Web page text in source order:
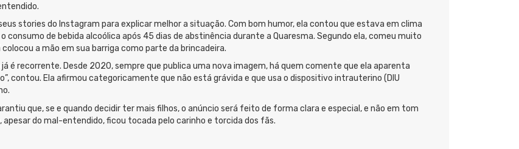
stories do Instagram para explicar melhor a situação. Com bom humor, ela contou que estava em clima
de bebida alcoólica após 45 dias de abstinência durante a Quaresma. Segundo ela, comeu muito
a mão em sua barriga como parte da brincadeira.
é recorrente. Desde 2020, sempre que publica uma nova imagem, há quem comente que ela aparenta
contou. Ela afirmou categoricamente que não está grávida e que usa o dispositivo intrauterino (DIU
que, se e quando decidir ter mais filhos, o anúncio será feito de forma clara e especial, e não em tom
apesar do mal-entendido, ficou tocada pelo carinho e torcida dos fãs.